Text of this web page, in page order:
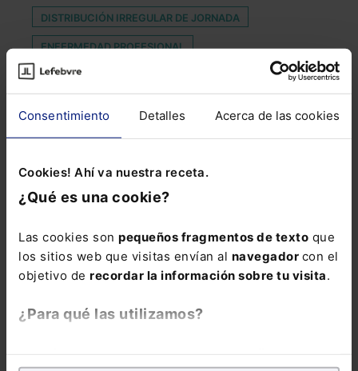
Consentimiento Detalles Acerca de las cookies
Cookies! Ahí va nuestra receta.
¿Qué es una cookie?
Las cookies son pequeños fragmentos de texto que
los sitios web que visitas envían al navegador con el
objetivo de recordar la información sobre tu visita.
¿Para qué las utilizamos?
DISTRIBUCIÓN IRREGULAR DE JORNADA
ENFERMEDAD PROFESIONAL
FONDO DE CAPITALIZACION
NIÑAS Y ADOLESCENTES
PATRIMONIO PROTEGIDO SAREB
TASA DIGITAL TRANSTORNO MENTAL
VENTAJA PATRIMONIAL